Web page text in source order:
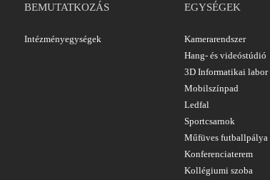
BEMUTATKOZÁS EGYSÉGEK
Intézményegységek
Kamerarendszer
Hang- és videóstúdió
3D Informatikai labor
Mobilszínpad
Ledfal
Sportcsarnok
Műfüves futballpálya
Konferenciaterem
Kollégiumi szoba